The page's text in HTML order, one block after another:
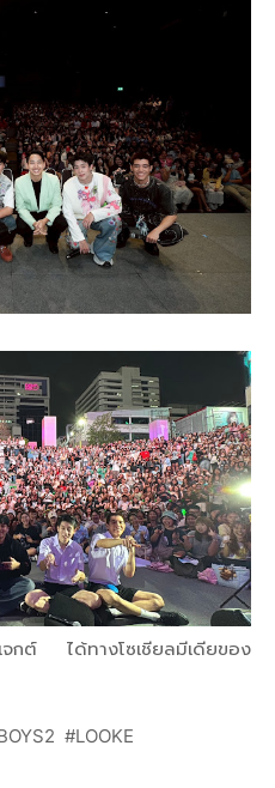
จกต์ ได้ทางโซเชียลมีเดียของ
#LOOKE